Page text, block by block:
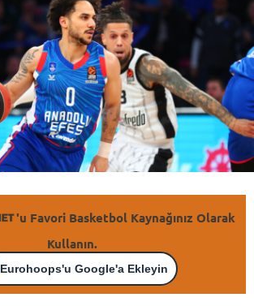
'u Favori Basketbol Kaynağınız Olarak
Kullanın.
Eurohoops'u Google'a Ekleyin